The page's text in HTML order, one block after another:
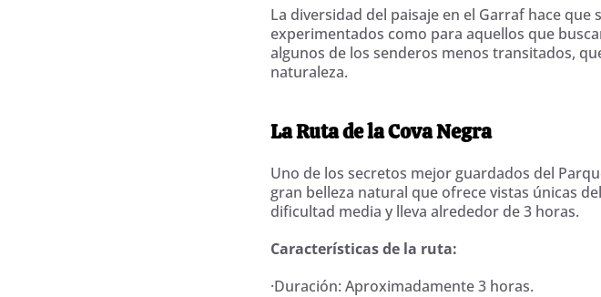
La diversidad del paisaje en el Garraf hace
experimentados como para aquellos que
algunos de los senderos menos transitados,
naturaleza.
La Ruta de la Cova Negra
Uno de los secretos mejor guardados del
gran belleza natural que ofrece vistas únicas
dificultad media y lleva alrededor de 3 horas.
Características de la ruta:
·Duración: Aproximadamente 3 horas.